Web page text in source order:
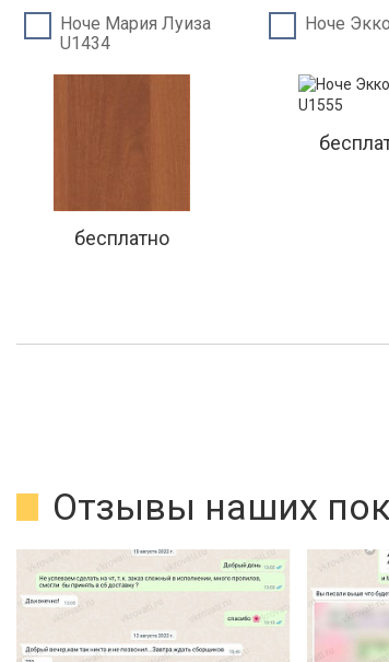
Ноче Мария Луиза
U1434
бесплатно
Ноче
Отзывы наших